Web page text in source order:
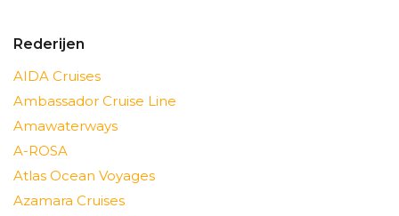
Rederijen
AIDA Cruises
Ambassador Cruise Line
Amawaterways
A-ROSA
Atlas Ocean Voyages
Azamara Cruises